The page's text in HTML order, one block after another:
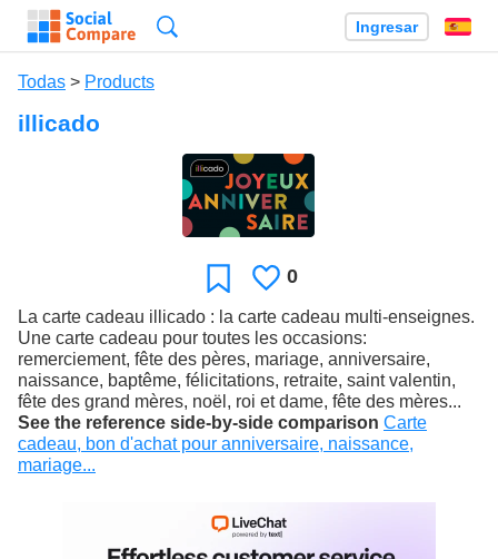
Ingresar
Todas > Products
illicado
Favoritos
Le
gusta
0
La carte cadeau illicado : la carte cadeau multi-enseignes.
Une carte cadeau pour toutes les occasions:
remerciement, fête des pères, mariage, anniversaire,
naissance, baptême, félicitations, retraite, saint valentin,
fête des grand mères, noël, roi et dame, fête des mères...
See the reference side-by-side comparison Carte
cadeau, bon d'achat pour anniversaire, naissance,
mariage...